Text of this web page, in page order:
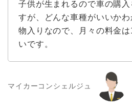
子供が生まれるので車の購
すが、どんな車種がいいか
物入りなので、月々の料金
いです。
マイカーコンシェルジュ